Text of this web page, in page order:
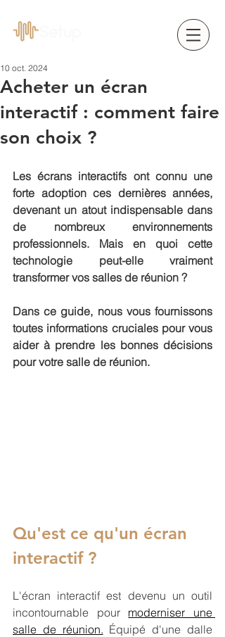
Acheter un écran
interactif : comment faire
son choix ?
10 oct. 2024
Les écrans interactifs ont connu une
forte adoption ces dernières années,
devenant un atout indispensable dans
de nombreux environnements
professionnels. Mais en quoi cette
technologie peut-elle vraiment
transformer vos salles de réunion ?
Dans ce guide, nous vous fournissons
toutes informations cruciales pour vous
aider à prendre les bonnes décisions
pour votre salle de réunion.
Qu'est ce qu'un écran
interactif ?
L'écran interactif est devenu un outil
incontournable pour moderniser une
salle de réunion. Équipé d'une dalle